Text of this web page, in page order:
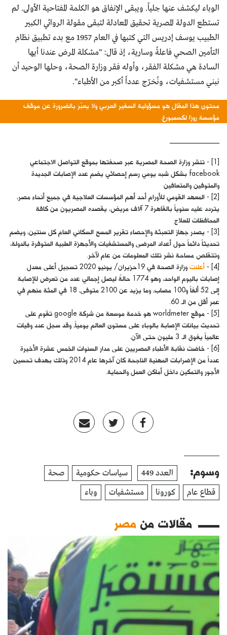
الوباء ليكشف عنها جلياً. ويبقى الإنفاق هو الكلمة المفتاحية الأولى. لم
تستطع الدولة المصرية تحقيق المعادلة لتبقى مقولة الروائي الكبير
الطبيب يوسف إدريس التي كتبها في العام 1957 مع بدء تطبيق نظام
التأمين الصحي فاعلةً وسارية، إذ قال: "مشكلة المرض عندنا أيها
السادة هي مشكلة الفقر، وأوله فقر وزارة الصحة، وحلها الوحيد أن
نبني مستشفيات، ونُخرّج عدداً أكبر من الأطباء".
محتوى هذا المقال هو مسؤولية السفير العربي ولا يعبّر بالضرورة عن موقف
مؤسسة روزا لكسمبورغ.
[1] - تنشر وزارة الصحة المصرية عبر صحفتها بموقع التواصل الاجتماعي
facebook بشكل شبه يومي رسم إحصائي يضم عدد الإصابات الجديدة
والمتوفين والمتعافين
[2] - المعهد القومي للأورام أحد أهم المؤسسات العلاجية في جميع أنحاء مصر،
يتردد عليه سنوياً بالقاهرة 7 آلاف مريض، يقصده المصريون من كافة
المحافظات للعلاج
[3] - يصدر جهاز التعبئة والإحصاء تقرير المسح السكاني العام كل سنتين، ويضم
تحديثاً دائماً حول أعداد المرضى والمستشفيات والأجهزة الطبية المتوفرة بالدولة،
وتتقلص مساحة نشر تلك المعلومات من عام لآخر.
[4] -
أعلنت
وزارة الصحة في 19حزيران/ يونيو 2020 تسجيل أعلى معدل
إصابات باليوم الواحد، وهو 1774 حالةً ليصل إجمالي عدد من تعرض للإصابة
إلى 52 ألفاً و100 مصاب، وما يزيد عن 2100 متوفى، 18 في المئة منهم في
عمر أقل من الـ 60.
[5] - موقع worldmeter هو خدمة موسعة من شركة google تقوم على
تحديث بيانات الإصابة بالوباء على مستوى العالم يومياً، وقد سجل عدد وفيات
عالمياً يفوق الـ 3 مليون حتى الآن.
[6] - خاضت نقابة الأطباء المصريين على مدار السنوات الخمس عشرة الأخيرة
عدداً من الإضرابات المهنية الناجحة كان آخرها عام 2014 وذلك بهدف تحسين
الأجور والتمكين داخل أماكن العمل والحماية.
وسوم: العدد 449 سياسات حكومية
صحة
قطاع عام
كورونا مستشفيات وباء
مقالات منمصر